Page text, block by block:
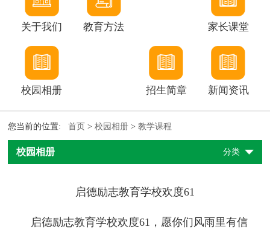
关于我们 教育方法 家长课堂
校园相册 招生简章 新闻资讯
您当前的位置:首页 >校园相册 >教学课程
校园相册 分类
启德励志教育学校欢度61
启德励志教育学校欢度61，愿你们风雨里有信